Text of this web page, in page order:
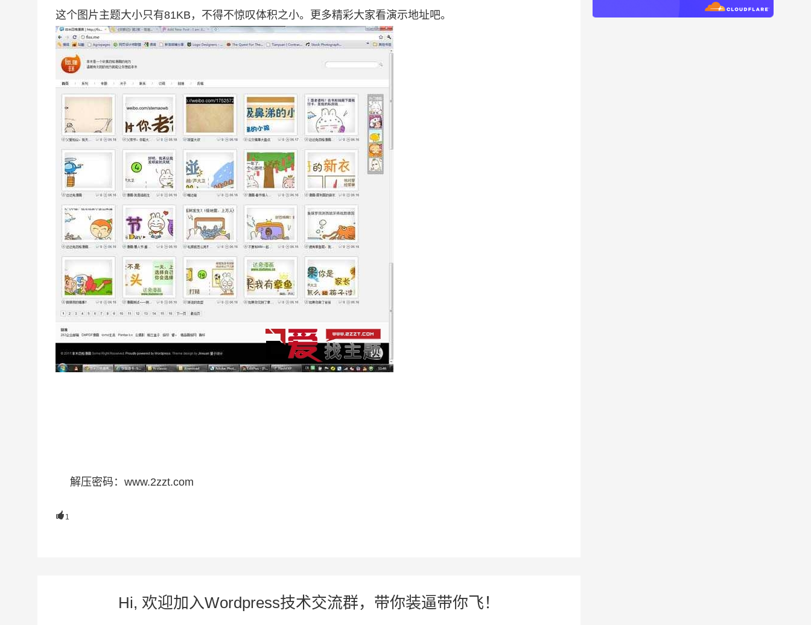
这个图片主题大小只有81KB，不得不惊叹体积之小。更多精彩大家看演示地址吧。
解压密码：www.2zzt.com
 1
Hi, 欢迎加入Wordpress技术交流群，带你装逼带你飞！